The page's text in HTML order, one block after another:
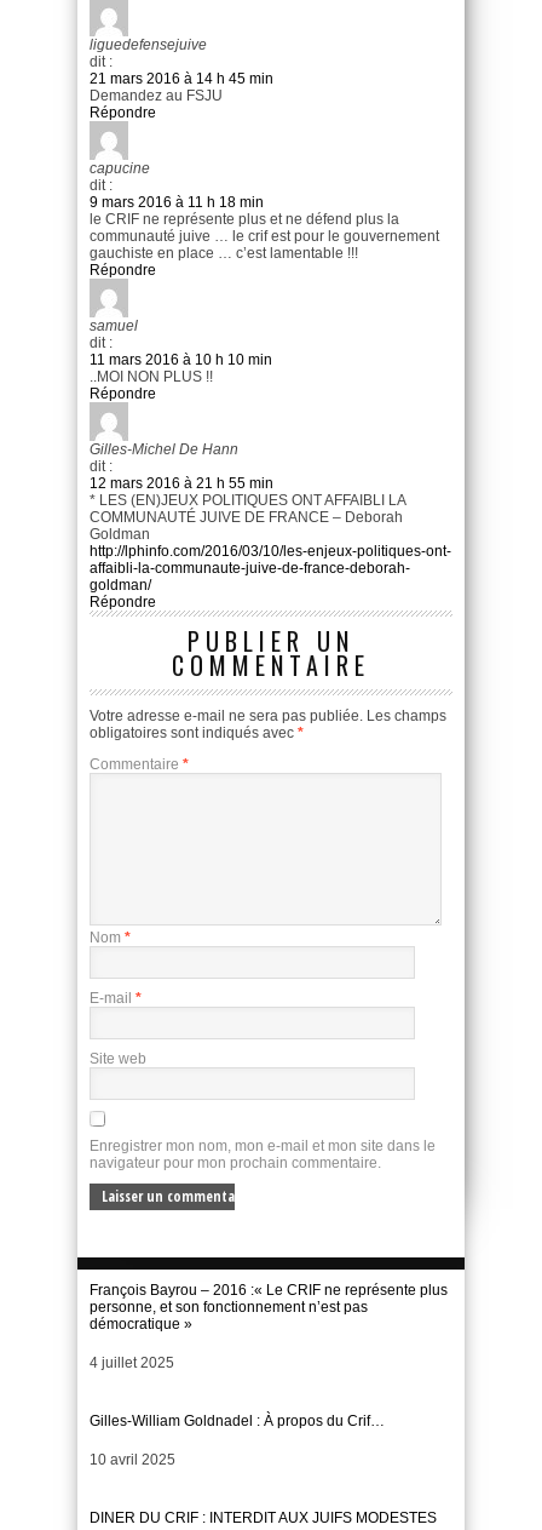
liguedefensejuive
dit :
21 mars 2016 à 14 h 45 min
Demandez au FSJU
Répondre
capucine
dit :
9 mars 2016 à 11 h 18 min
le CRIF ne représente plus et ne défend plus la
communauté juive … le crif est pour le gouvernement
gauchiste en place … c’est lamentable !!!
Répondre
samuel
dit :
11 mars 2016 à 10 h 10 min
..MOI NON PLUS !!
Répondre
Gilles-Michel De Hann
dit :
12 mars 2016 à 21 h 55 min
* LES (EN)JEUX POLITIQUES ONT AFFAIBLI LA
COMMUNAUTÉ JUIVE DE FRANCE – Deborah
Goldman
http://lphinfo.com/2016/03/10/les-enjeux-politiques-ont-
affaibli-la-communaute-juive-de-france-deborah-
goldman/
Répondre
PUBLIER UN
COMMENTAIRE
Votre adresse e-mail ne sera pas publiée. Les champs
obligatoires sont indiqués avec *
Commentaire *
Nom *
E-mail *
Site web
Enregistrer mon nom, mon e-mail et mon site dans le
navigateur pour mon prochain commentaire.
François Bayrou – 2016 :« Le CRIF ne représente plus
personne, et son fonctionnement n’est pas
démocratique »
Date
4 juillet 2025
Gilles-William Goldnadel : À propos du Crif…
Date
10 avril 2025
DINER DU CRIF : INTERDIT AUX JUIFS MODESTES